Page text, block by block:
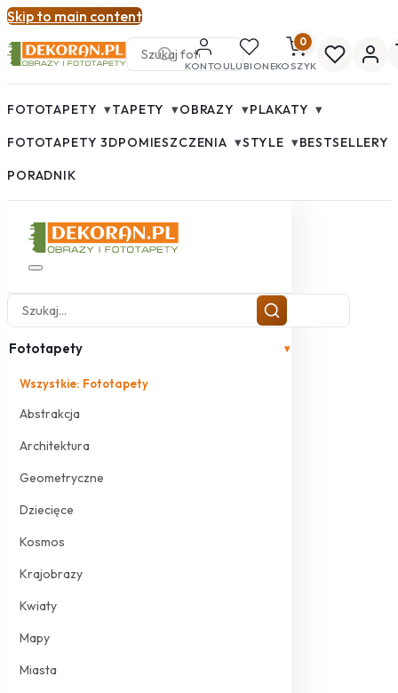
Skip to main content
KONTOULUBIONE
0
KOSZYK
FOTOTAPETY ▾TAPETY ▾OBRAZY ▾PLAKATY ▾
FOTOTAPETY 3DPOMIESZCZENIA ▾STYLE ▾BESTSELLERY
PORADNIK
Fototapety ▾
Wszystkie: Fototapety
Abstrakcja
Architektura
Geometryczne
Dziecięce
Kosmos
Krajobrazy
Kwiaty
Mapy
Miasta